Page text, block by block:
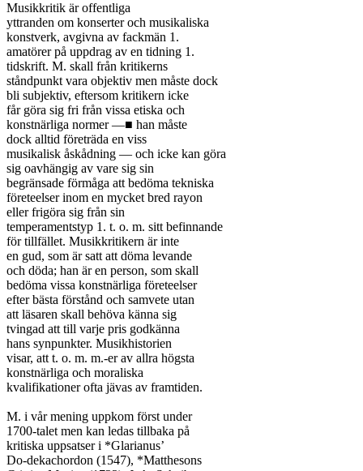
Musikkritik är offentliga
yttranden om konserter och musikaliska
konstverk, avgivna av fackmän 1.
amatörer på uppdrag av en tidning 1.
tidskrift. M. skall från kritikerns
ståndpunkt vara objektiv men måste dock
bli subjektiv, eftersom kritikern icke
får göra sig fri från vissa etiska och
konstnärliga normer —■ han måste
dock alltid företräda en viss
musikalisk åskådning — och icke kan göra
sig oavhängig av vare sig sin
begränsade förmåga att bedöma tekniska
företeelser inom en mycket bred rayon
eller frigöra sig från sin
temperamentstyp 1. t. o. m. sitt befinnande
för tillfället. Musikkritikern är inte
en gud, som är satt att döma levande
och döda; han är en person, som skall
bedöma vissa konstnärliga företeelser
efter bästa förstånd och samvete utan
att läsaren skall behöva känna sig
tvingad att till varje pris godkänna
hans synpunkter. Musikhistorien
visar, att t. o. m. m.-er av allra högsta
konstnärliga och moraliska
kvalifikationer ofta jävas av framtiden.
M. i vår mening uppkom först under
1700-talet men kan ledas tillbaka på
kritiska uppsatser i *Glarianus’
Do-dekachordon (1547), *Matthesons